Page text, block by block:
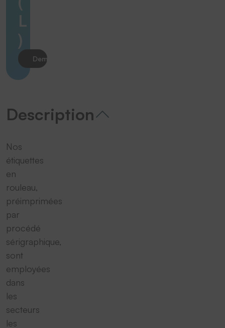
L
)
Demander le produit
Description
Nos
étiquettes
en
rouleau,
préimprimées
par
procédé
sérigraphique,
sont
employées
dans
les
secteurs
les